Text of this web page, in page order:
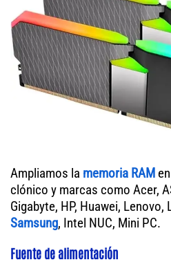
Ampliamos la memoria RAM
clónico y marcas como Acer,
Gigabyte, HP, Huawei, Lenovo,
Samsung, Intel NUC, Mini PC.
Fuente de alimentación